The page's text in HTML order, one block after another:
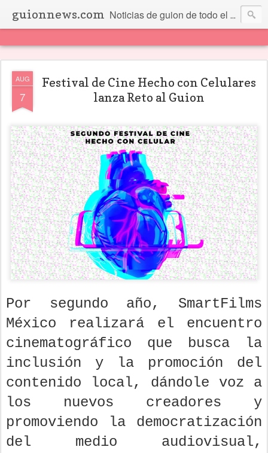
guionnews.com Noticias de guion de todo el mundo... Y más.
AUG
7
Festival de Cine Hecho con Celulares
lanza Reto al Guion
Por segundo año, SmartFilms
México realizará el encuentro
cinematográfico que busca la
inclusión y la promoción del
contenido local, dándole voz a
los nuevos creadores y
promoviendo la democratización
del medio audiovisual,